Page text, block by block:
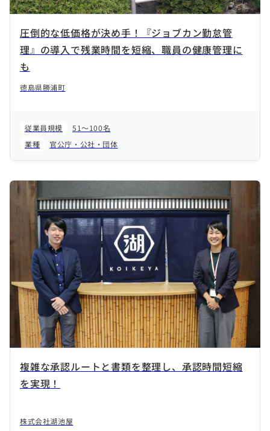
圧倒的な低価格が決め手！『ジョブカン勤怠管
理』の導入で残業時間を短縮、職員の健康管理に
も
徳島県勝浦町
従業員規模
51～100名
業種
官公庁・公社・団体
複雑な承認ルートと書類を整理し、承認時間短縮
を実現！
株式会社湖池屋